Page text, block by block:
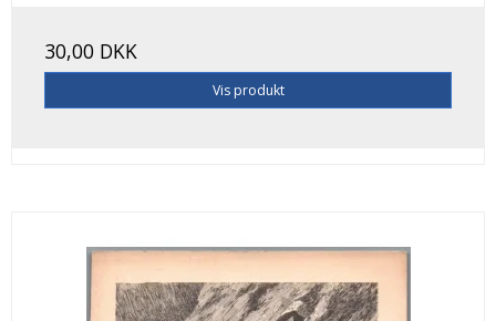
30,00 DKK
Vis produkt